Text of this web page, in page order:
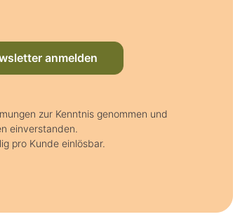
anmelden
zur Kenntnis genommen und
einverstanden.
pro Kunde einlösbar.